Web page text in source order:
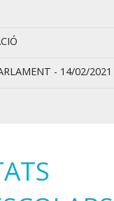
- 14/02/2021